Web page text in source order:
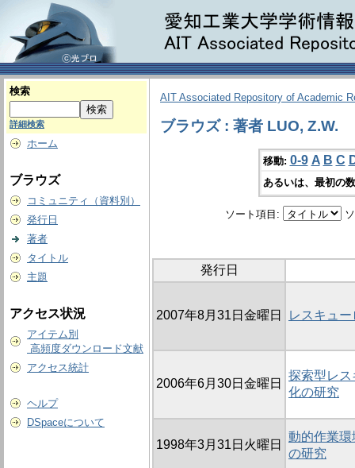
検索
詳細検索
ホーム
ブラウズ
コミュニティ（資料別）
発行日
著者
タイトル
主題
アクセス状況
アイテム別
高頻度ダウンロード文献
アクセス統計
ヘルプ
DSpaceについて
AIT Associated Repository of Academic
ブラウズ : 著者 LUO, Z.W.
移動: 0-9 A B C
あるいは、最初の
ソート項目:
発行日
2007年8月31日金曜日 レスキュ
2006年6月30日金曜日
探索型レ
化の研究
1998年3月31日火曜日
動的作業
の研究